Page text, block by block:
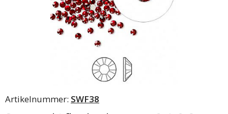
Artikelnummer: SWF38